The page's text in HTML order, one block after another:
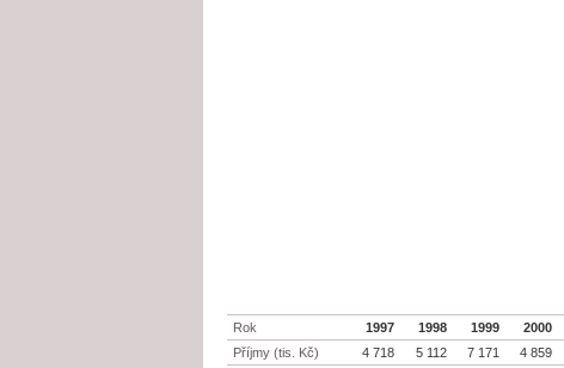
Rok 1997 1998 1999 2000
Příjmy (tis. Kč)
4 718 5 112 7 171 4 859